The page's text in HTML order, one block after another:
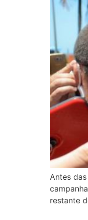
Antes
restante